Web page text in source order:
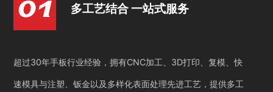
多工艺结合 一站式服务
超过30年手板行业经验，拥有CNC加工、3D打印、复模、快
速模具与注塑、钣金以及多样化表面处理先进工艺，提供多工